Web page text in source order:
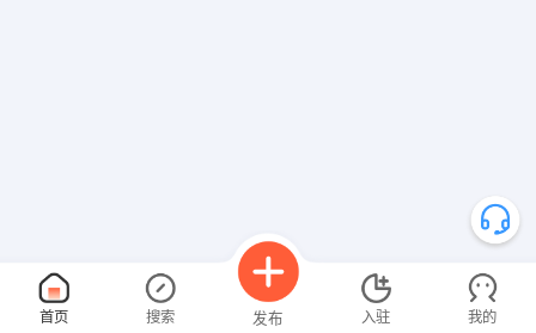
首页 搜索 发布 入驻 我的